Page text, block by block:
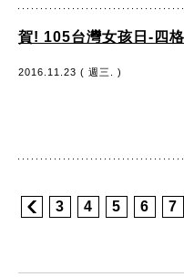
賀! 105台灣女孩日-四
2016.11.23 ( 週三. )
3 4 5 6 7